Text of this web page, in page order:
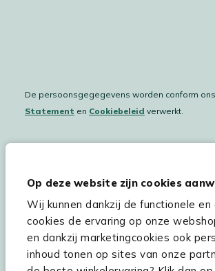
Op deze website zijn cookies
Wij kunnen dankzij de functionele en
cookies de ervaring op onze
en dankzij marketingcookies ook
inhoud tonen op sites van onze
De persoonsgegegevens worden conform ons
Statement en Cookiebeleid verwerkt.
Hulp & service
Assortiment
Kees Smit Tuinmeubelen
Experience Stores XXL